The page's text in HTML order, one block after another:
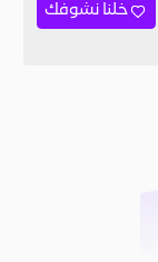
خلنا نشوفك